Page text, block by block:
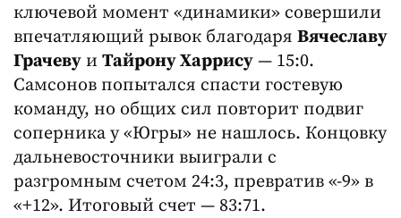
ключевой момент «динамики» совершили
впечатляющий рывок благодаря Вячеславу
Грачеву и Тайрону Харрису — 15:0.
Самсонов попытался спасти гостевую
команду, но общих сил повторит подвиг
соперника у «Югры» не нашлось. Концовку
дальневосточники выиграли с
разгромным счетом 24:3, превратив «-9» в
«+12». Итоговый счет — 83:71.